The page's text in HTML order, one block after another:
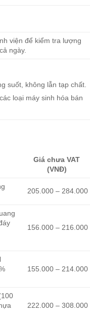
viện để kiểm tra lượng
ngày.
suốt, không lẫn tạp chất.
loại máy sinh hóa bán
Giá chưa VAT
(VNĐ)
205.000 – 284.000
156.000 – 216.000
155.000 – 214.000
222.000 – 308.000